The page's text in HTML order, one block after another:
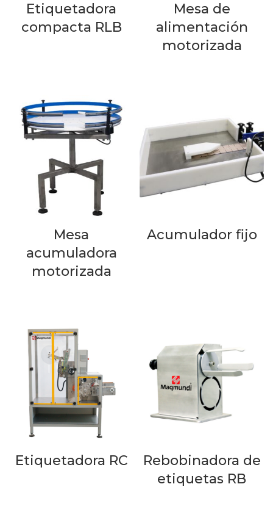
Etiquetadora
compacta RLB
Mesa de
alimentación
motorizada
Mesa
acumuladora
motorizada
Acumulador fijo
Etiquetadora RC
Rebobinadora de
etiquetas RB